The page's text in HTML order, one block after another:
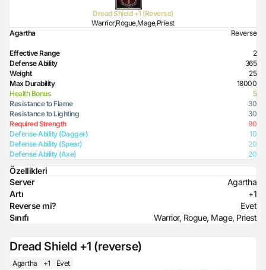
Dread Shield +1 (Reverse)
Warrior,Rogue,Mage,Priest
Agartha
Reverse
Effective Range
2
Defense Ability
365
Weight
25
Max Durability
18000
Health Bonus
5
Resistance to Flame
30
Resistance to Lighting
30
Required Strength
90
Defense Ability (Dagger)
10
Defense Ability (Spear)
20
Defense Ability (Axe)
20
Özellikleri
Server
Agartha
Artı
+1
Reverse mi?
Evet
Sınıfı
Warrior, Rogue, Mage, Priest
Dread Shield +1 (reverse)
Agartha +1 Evet